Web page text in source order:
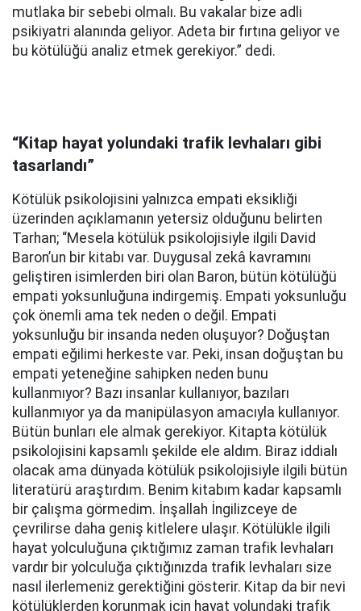
mutlaka bir sebebi olmalı. Bu vakalar bize adli
psikiyatri alanında geliyor. Adeta bir fırtına geliyor ve
bu kötülüğü analiz etmek gerekiyor.” dedi.
“Kitap hayat yolundaki trafik levhaları gibi
tasarlandı”
Kötülük psikolojisini yalnızca empati eksikliği
üzerinden açıklamanın yetersiz olduğunu belirten
Tarhan; “Mesela kötülük psikolojisiyle ilgili David
Baron’un bir kitabı var. Duygusal zekâ kavramını
geliştiren isimlerden biri olan Baron, bütün kötülüğü
empati yoksunluğuna indirgemiş. Empati yoksunluğu
çok önemli ama tek neden o değil. Empati
yoksunluğu bir insanda neden oluşuyor? Doğuştan
empati eğilimi herkeste var. Peki, insan doğuştan bu
empati yeteneğine sahipken neden bunu
kullanmıyor? Bazı insanlar kullanıyor, bazıları
kullanmıyor ya da manipülasyon amacıyla kullanıyor.
Bütün bunları ele almak gerekiyor. Kitapta kötülük
psikolojisini kapsamlı şekilde ele aldım. Biraz iddialı
olacak ama dünyada kötülük psikolojisiyle ilgili bütün
literatürü araştırdım. Benim kitabım kadar kapsamlı
bir çalışma görmedim. İnşallah İngilizceye de
çevrilirse daha geniş kitlelere ulaşır. Kötülükle ilgili
hayat yolculuğuna çıktığımız zaman trafik levhaları
vardır bir yolculuğa çıktığınızda trafik levhaları size
nasıl ilerlemeniz gerektiğini gösterir. Kitap da bir nevi
kötülüklerden korunmak için hayat yolundaki trafik